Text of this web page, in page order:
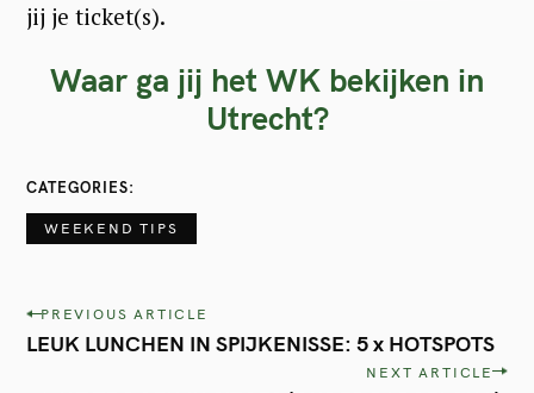
jij je ticket(s).
Waar ga jij het WK bekijken in
Utrecht?
CATEGORIES
WEEKEND TIPS
P
o
PREVIOUS ARTICLE
LEUK LUNCHEN IN SPIJKENISSE: 5 x HOTSPOTS
NEXT ARTICLE